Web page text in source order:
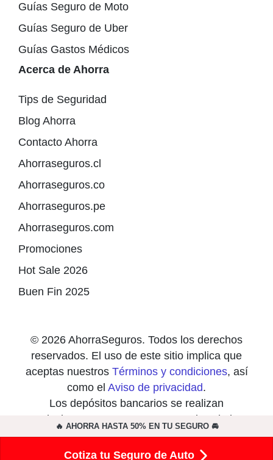
🔥 AHORRA HASTA 50% EN TU SEGURO 🚘
Cotiza tu Seguro de Auto
Guías Seguro de Moto
Guías Seguro de Uber
Guías Gastos Médicos
Acerca de Ahorra
Tips de Seguridad
Blog Ahorra
Contacto Ahorra
Ahorraseguros.cl
Ahorraseguros.co
Ahorraseguros.pe
Ahorraseguros.com
Promociones
Hot Sale 2026
Buen Fin 2025
© 2026 AhorraSeguros. Todos los derechos
reservados. El uso de este sitio implica que
aceptas nuestros Términos y condiciones, así
como el Aviso de privacidad.
Los depósitos bancarios se realizan
exclusivamente en cuentas a nombre de las
compañías de seguros y nunca a nombre de
particulares.